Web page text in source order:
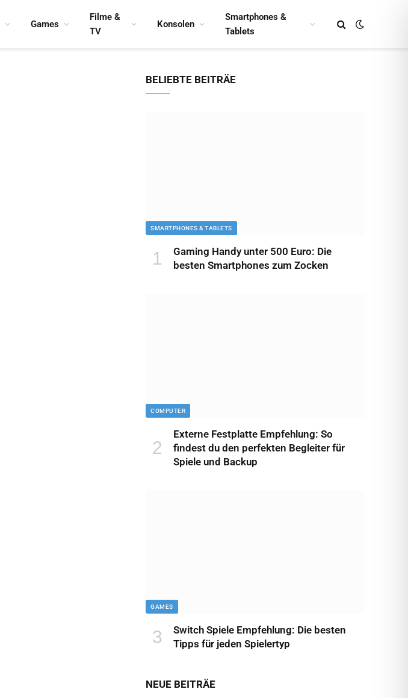
Games
Filme &
TV
Konsolen
Smartphones &
Tablets
BELIEBTE BEITRÄE
SMARTPHONES & TABLETS
Gaming Handy unter 500 Euro: Die
besten Smartphones zum Zocken
COMPUTER
Externe Festplatte Empfehlung: So
findest du den perfekten Begleiter für
Spiele und Backup
GAMES
Switch Spiele Empfehlung: Die besten
Tipps für jeden Spielertyp
NEUE BEITRÄE